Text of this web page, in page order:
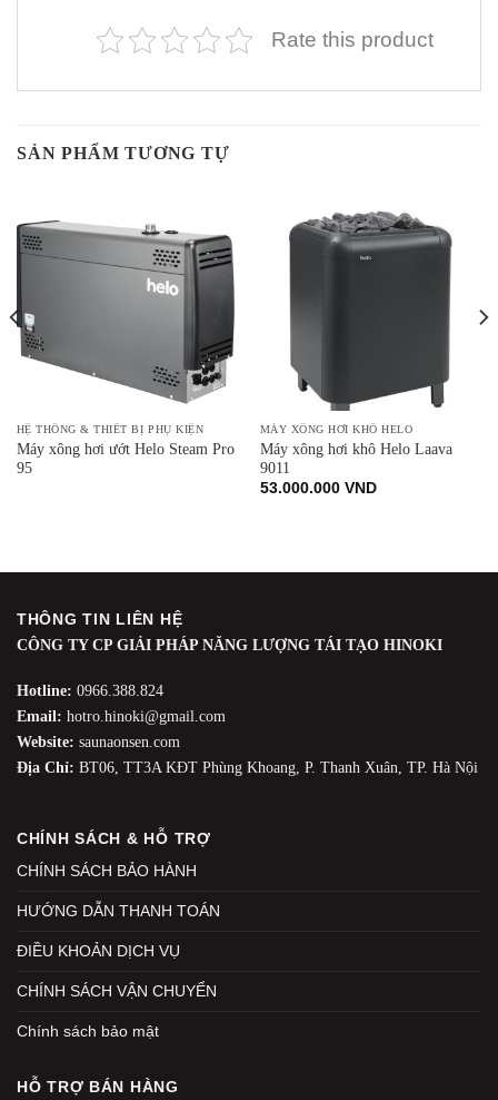
Rate this product
SẢN PHẨM TƯƠNG TỰ
HỆ THỐNG & THIẾT BỊ PHỤ KIỆN
Máy xông hơi ướt Helo Steam Pro
95
MÁY XÔNG HƠI KHÔ HELO
Máy xông hơi khô Helo Laava
9011
53.000.000 VND
THÔNG TIN LIÊN HỆ
CÔNG TY CP GIẢI PHÁP NĂNG LƯỢNG TÁI TẠO HINOKI
Hotline: 0966.388.824
Email: hotro.hinoki@gmail.com
Website: saunaonsen.com
Địa Chỉ: BT06, TT3A KĐT Phùng Khoang, P. Thanh Xuân, TP. Hà Nội
CHÍNH SÁCH & HỖ TRỢ
CHÍNH SÁCH BẢO HÀNH
HƯỚNG DẪN THANH TOÁN
ĐIỀU KHOẢN DỊCH VỤ
CHÍNH SÁCH VẬN CHUYỂN
Chính sách bảo mật
HỖ TRỢ BÁN HÀNG